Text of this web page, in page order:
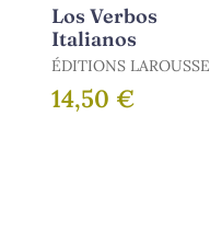
Los Verbos
Italianos
ÉDITIONS LAROUSSE
14,50 €